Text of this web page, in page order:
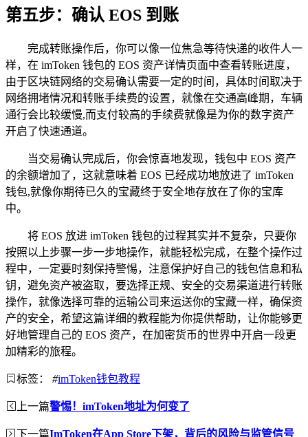
第五步：确认 EOS 到账
完成转账操作后，你可以像一位焦急等待快递的收件人一
样，在 imToken 钱包的 EOS 资产详情页面中查看转账进度，
由于区块链网络的交易确认需要一定的时间，具体时间取决于
网络拥堵情况和转账手续费的设置，就像在交通高峰期，车辆
通行会比较缓慢,而支付较高的手续费就像是为你的数字资产
开启了快速通道。
当交易确认完成后，你会惊喜地发现，钱包中 EOS 资产
的余额增加了，这就意味着 EOS 已经成功地放进了 imToken
钱包,就像你期待已久的宝藏终于安全地存放在了你的宝库
中。
将 EOS 放进 imToken 钱包的过程其实并不复杂，只要你
按照以上步骤一步一步地操作，就能轻松完成，在整个操作过
程中，一定要时刻保持警惕，注意保护好自己的钱包信息和私
钥，避免资产被盗取，要选择正规、安全的交易渠道进行转账
操作，就像选择可靠的运输公司来运送你的宝藏一样，确保资
产的安全，希望这篇详细的教程能为你提供帮助，让你能够更
好地管理自己的 EOS 资产，在加密货币的世界中开启一段更
加精彩的旅程。
标签： #imToken钱包教程
上一篇警惕！imToken地址为何变了
下一篇ImToken在App Store下架，背后的风险与监管信号